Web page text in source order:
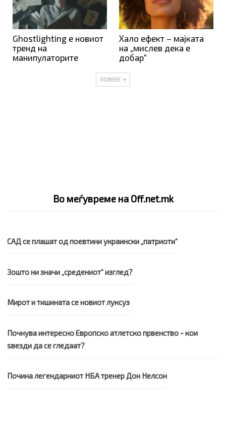
Ghostlighting е новиот
тренд на
манипулаторите
Хало ефект – мајката
на „мислев дека е
добар“
ПОВЕЌЕ
Во меѓувреме на Off.net.mk
САД се плашат од поевтини украински „патриоти“
Зошто ни значи „средениот“ изглед?
Мирот и тишината се новиот луксуз
Почнува интересно Европско атлетско првенство - кои
ѕвезди да се гледаат?
Почина легендарниот НБА тренер Дон Нелсон